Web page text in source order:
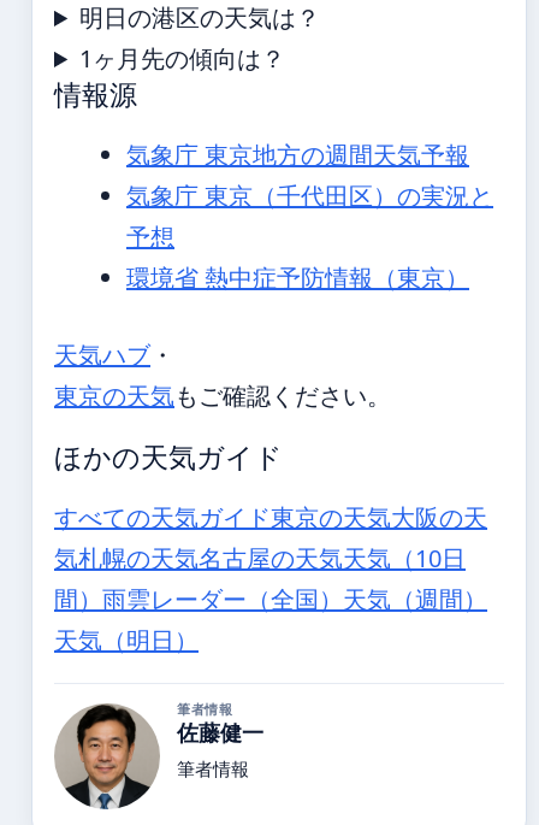
明日の港区の天気は？
1ヶ月先の傾向は？
情報源
気象庁 東京地方の週間天気予報
気象庁 東京（千代田区）の実況と
予想
環境省 熱中症予防情報（東京）
天気ハブ・
東京の天気もご確認ください。
ほかの天気ガイド
すべての天気ガイド東京の天気大阪の天
気札幌の天気名古屋の天気天気（10日
間） 雨雲レーダー（全国） 天気（週間）
天気（明日）
筆者情報
佐藤健一
筆者情報